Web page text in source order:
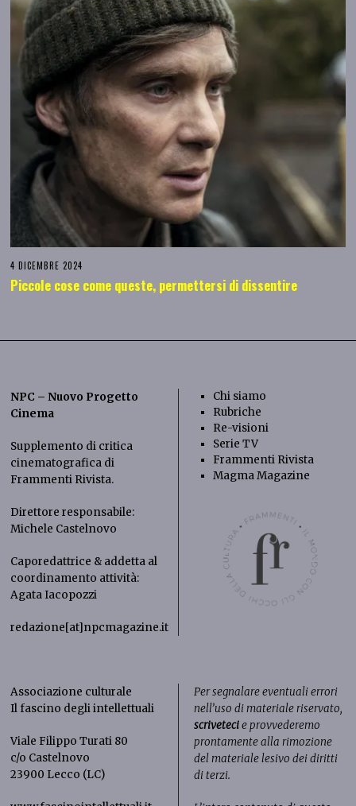
4 DICEMBRE 2024
Piccole cose come queste, permettersi di dissentire
NPC – Nuovo Progetto
Cinema
Supplemento di critica
cinematografica di
Frammenti Rivista.
Direttore responsabile:
Michele Castelnovo
Caporedattrice & addetta al
coordinamento attività:
Agata Iacopozzi
redazione[at]npcmagazine.it
Chi siamo
Rubriche
Re-visioni
Serie TV
Frammenti Rivista
Magma Magazine
Associazione culturale
Il fascino degli intellettuali
Viale Filippo Turati 80
c/o Castelnovo
23900 Lecco (LC)
Per segnalare eventuali errori
nell’uso di materiale riservato,
scrivetecie provvederemo
prontamente alla rimozione
del materiale lesivo dei diritti
di terzi.